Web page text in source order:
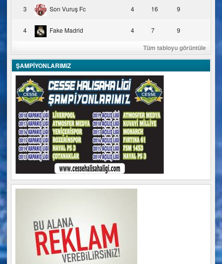
3 Son Vuruş Fc 4 16 9
4 Fake Madrid 4 7 9
Tüm tabloyu görüntüle
ŞAMPİYONLARIMIZ